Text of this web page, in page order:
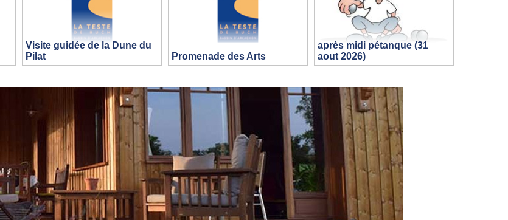
Visite guidée de la Dune du
Pilat
Promenade des Arts
après midi pétanque (31
aout 2026)